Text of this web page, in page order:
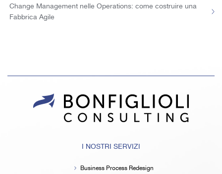
Change Management nelle Operations: come costruire una
Fabbrica Agile
I NOSTRI SERVIZI
Business Process Redesign